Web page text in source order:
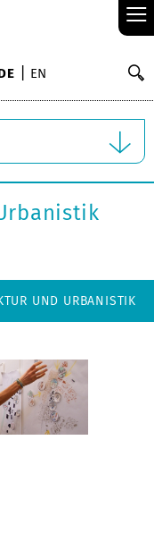
≡
EN
UND URBANISTIK